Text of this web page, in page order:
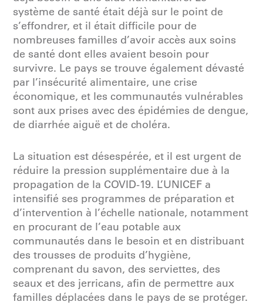
système de santé était déjà sur le point de
s’effondrer, et il était difficile pour de
nombreuses familles d’avoir accès aux soins
de santé dont elles avaient besoin pour
survivre. Le pays se trouve également dévasté
par l’insécurité alimentaire, une crise
économique, et les communautés vulnérables
sont aux prises avec des épidémies de dengue,
de diarrhée aiguë et de choléra.
La situation est désespérée, et il est urgent de
réduire la pression supplémentaire due à la
propagation de la COVID-19. L’UNICEF a
intensifié ses programmes de préparation et
d’intervention à l’échelle nationale, notamment
en procurant de l’eau potable aux
communautés dans le besoin et en distribuant
des trousses de produits d’hygiène,
comprenant du savon, des serviettes, des
seaux et des jerricans, afin de permettre aux
familles déplacées dans le pays de se protéger.